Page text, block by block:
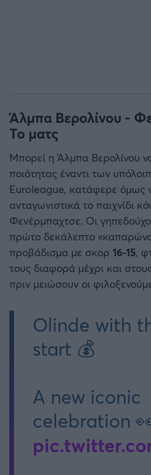
Άλμπα Βερολίνου -
Το ματς
Μπορεί η Άλμπα Βερολίνου
ποιότητας έναντι των
Euroleague, κατάφερε όμως
ανταγωνιστικά το παιχνίδι
Φενέρμπαχτσε. Οι
πρώτο δεκάλεπτο
προβάδισμα με σκορ 16-15,
τους διαφορά μέχρι και
πριν μειώσουν οι
Olinde with
start 💰
A new iconic
celebration